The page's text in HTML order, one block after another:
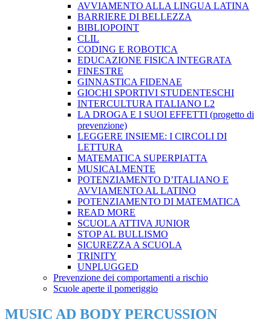
AVVIAMENTO ALLA LINGUA LATINA
BARRIERE DI BELLEZZA
BIBLIOPOINT
CLIL
CODING E ROBOTICA
EDUCAZIONE FISICA INTEGRATA
FINESTRE
GINNASTICA FIDENAE
GIOCHI SPORTIVI STUDENTESCHI
INTERCULTURA ITALIANO L2
LA DROGA E I SUOI EFFETTI (progetto di
prevenzione)
LEGGERE INSIEME: I CIRCOLI DI
LETTURA
MATEMATICA SUPERPIATTA
MUSICALMENTE
POTENZIAMENTO D’ITALIANO E
AVVIAMENTO AL LATINO
POTENZIAMENTO DI MATEMATICA
READ MORE
SCUOLA ATTIVA JUNIOR
STOP AL BULLISMO
SICUREZZA A SCUOLA
TRINITY
UNPLUGGED
Prevenzione dei comportamenti a rischio
Scuole aperte il pomeriggio
MUSIC AD BODY PERCUSSION